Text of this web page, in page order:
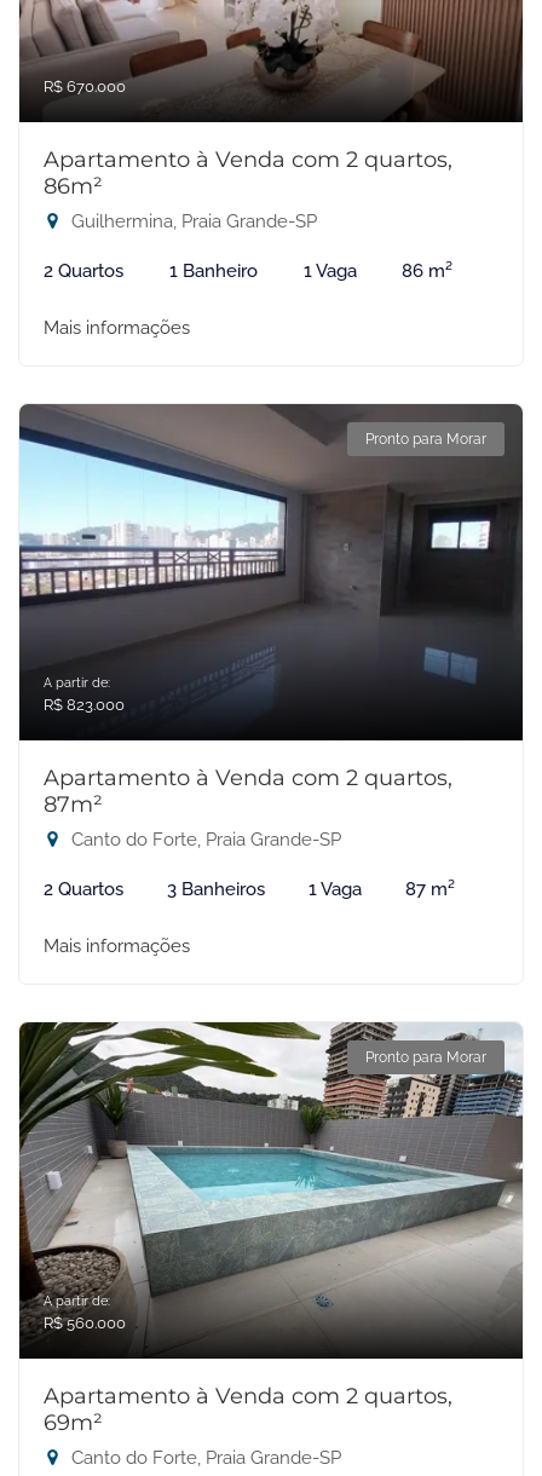
R$ 670.000
Apartamento à Venda com 2 quartos,
86m²
Guilhermina, Praia Grande-SP
2 Quartos 1 Banheiro 1 Vaga 86 m²
Mais informações
Pronto para Morar
A partir de:
R$ 823.000
Apartamento à Venda com 2 quartos,
87m²
Canto do Forte, Praia Grande-SP
2 Quartos 3 Banheiros 1 Vaga 87 m²
Mais informações
Pronto para Morar
A partir de:
R$ 560.000
Apartamento à Venda com 2 quartos,
69m²
Canto do Forte, Praia Grande-SP